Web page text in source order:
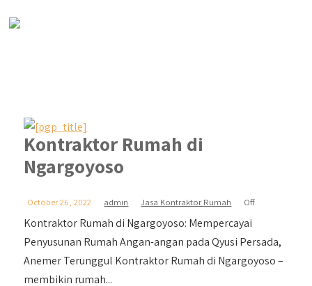
Kontraktor Rumah di
Ngargoyoso
October 26, 2022 admin Jasa Kontraktor Rumah Off
Kontraktor Rumah di Ngargoyoso: Mempercayai
Penyusunan Rumah Angan-angan pada Qyusi Persada,
Anemer Terunggul Kontraktor Rumah di Ngargoyoso –
membikin rumah...